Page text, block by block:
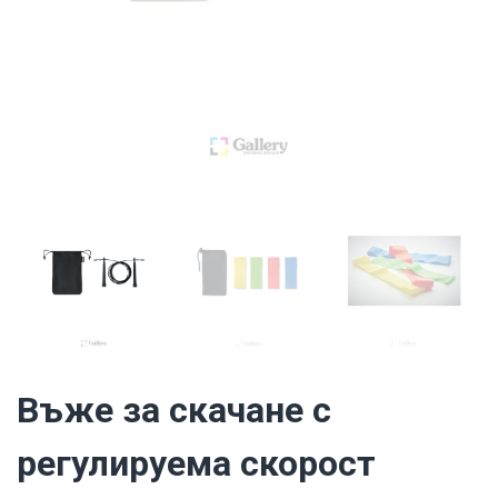
Въже за скачане с
регулируема скорост